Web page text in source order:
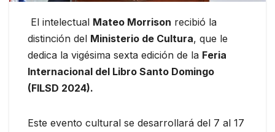
El intelectual Mateo Morrison recibió la
distinción del Ministerio de Cultura, que le
dedica la vigésima sexta edición de la Feria
Internacional del Libro Santo Domingo
(FILSD 2024).
Este evento cultural se desarrollará del 7 al 17